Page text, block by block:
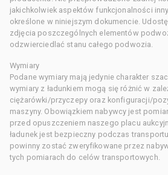
jakichkolwiek aspektów funkcjonalności
określone w niniejszym dokumencie.
zdjęcia poszczególnych elementów
odzwierciedlać stanu całego podwozia.
Wymiary
Podane wymiary mają jedynie charakter
wymiary z ładunkiem mogą się różnić w
ciężarówki/przyczepy oraz konfiguracji/
maszyny. Obowiązkiem nabywcy jest
przed opuszczeniem naszego placu
ładunek jest bezpieczny podczas
powinny zostać zweryfikowane przez
tych pomiarach do celów transportowych.